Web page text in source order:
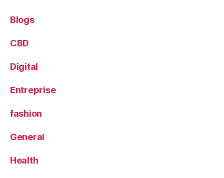
Blogs
CBD
Digital
Entreprise
fashion
General
Health